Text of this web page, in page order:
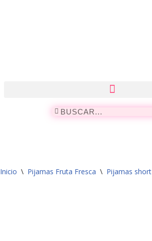
Inicio \ Pijamas Fruta Fresca \ Pijamas short